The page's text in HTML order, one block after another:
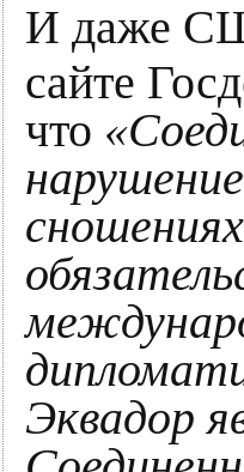
И даже
сайте
что
Эквадор